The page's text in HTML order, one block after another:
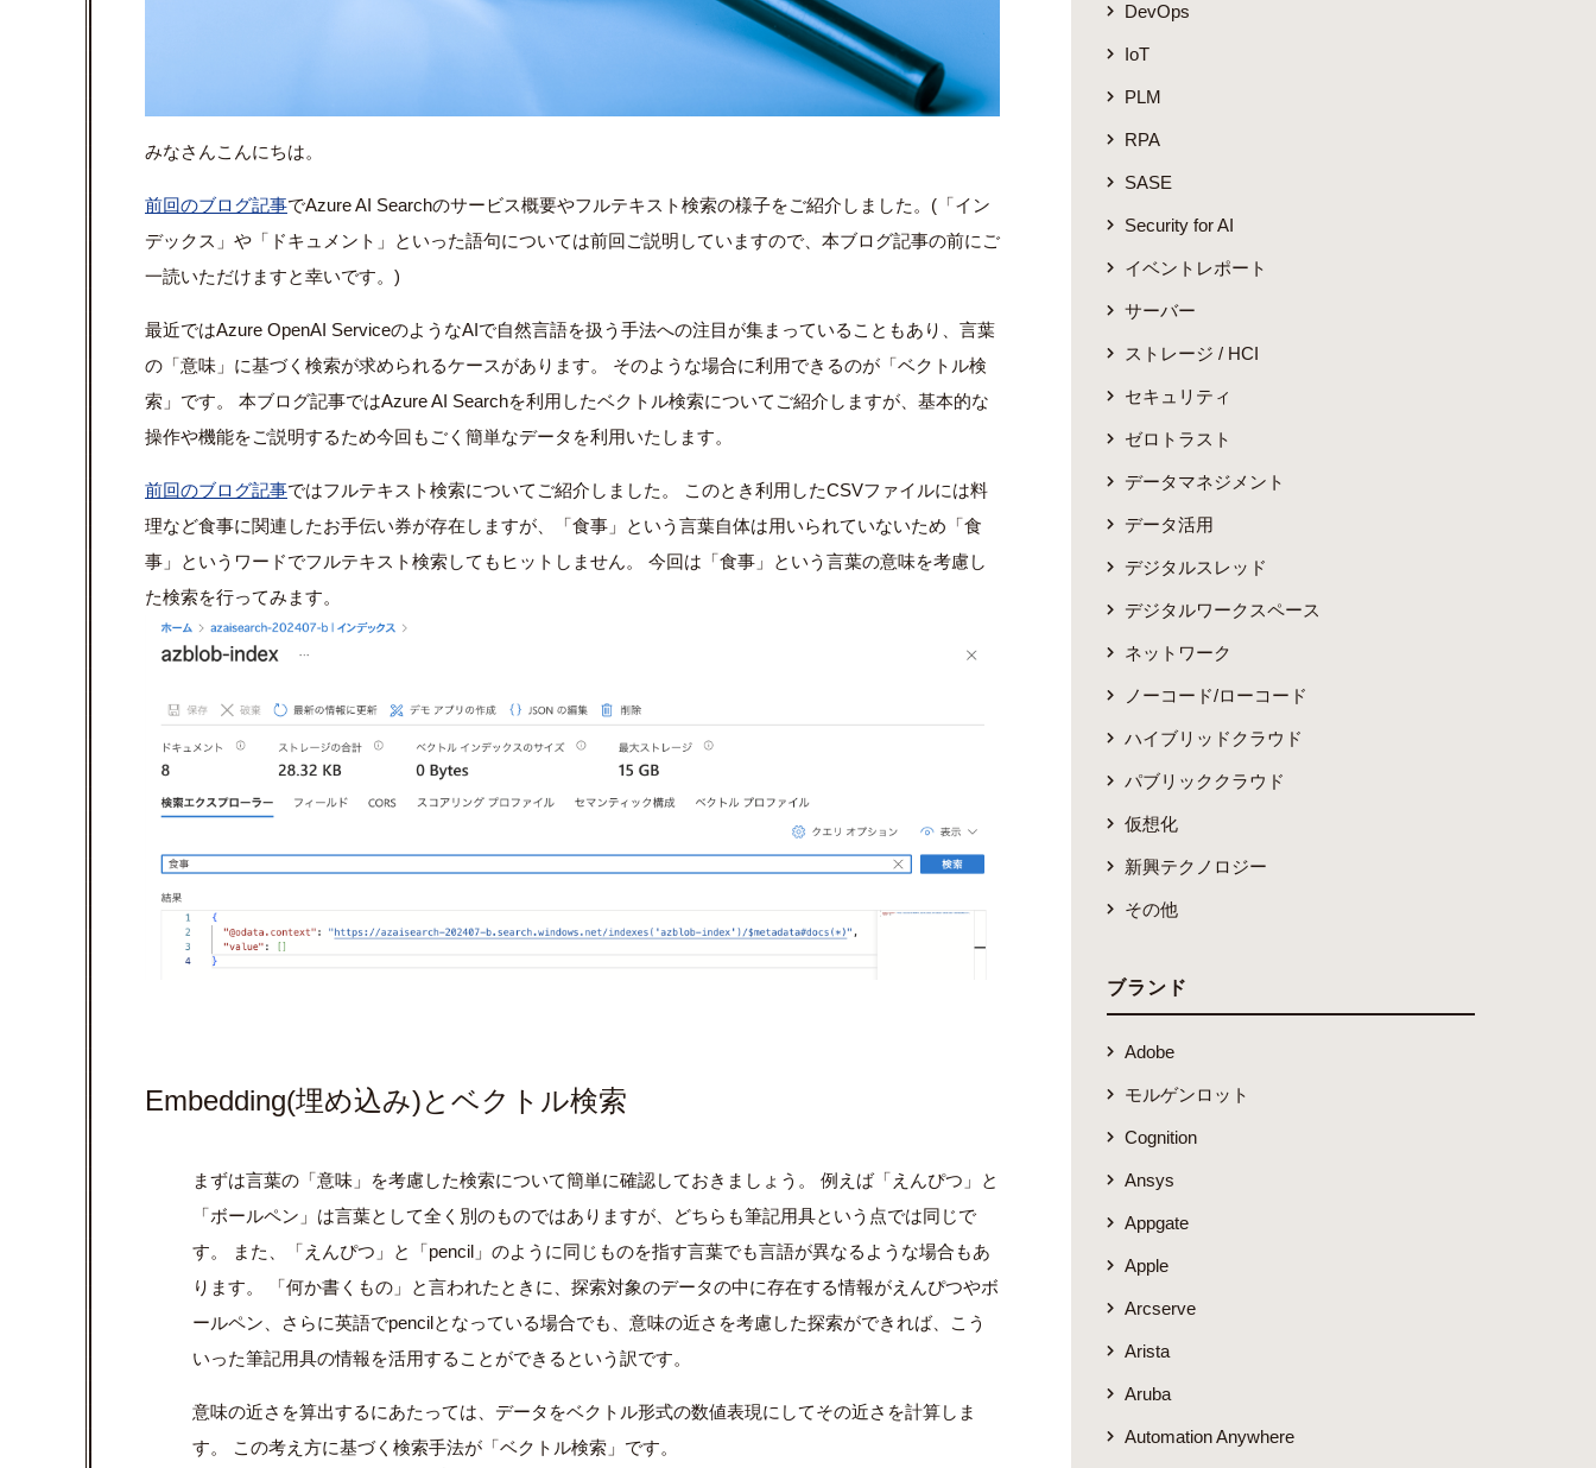
みなさんこんにちは。
前回のブログ記事でAzure AI Searchのサービス概要やフルテキスト検索の様子をご紹介しました。 ( 「イン
デックス」や「ドキュメント」といった語句については前回ご説明していますので、本ブログ記事の前にご
一読いただけますと幸いです。 )
最近ではAzure OpenAI ServiceのようなAIで自然言語を扱う手法への注目が集まっていることもあり、言葉
の「意味」に基づく検索が求められるケースがあります。 そのような場合に利用できるのが「ベクトル検
索」です。 本ブログ記事ではAzure AI Searchを利用したベクトル検索についてご紹介しますが、基本的な
操作や機能をご説明するため今回もごく簡単なデータを利用いたします。
前回のブログ記事ではフルテキスト検索についてご紹介しました。 このとき利用したCSVファイルには料
理など食事に関連したお手伝い券が存在しますが、「食事」という言葉自体は用いられていないため「食
事」というワードでフルテキスト検索してもヒットしません。 今回は「食事」という言葉の意味を考慮し
た検索を行ってみます。
Embedding(埋め込み)とベクトル検索
まずは言葉の「意味」を考慮した検索について簡単に確認しておきましょう。 例えば「えんぴつ」と
「ボールペン」は言葉として全く別のものではありますが、どちらも筆記用具という点では同じで
す。 また、「えんぴつ」と「pencil 」のように同じものを指す言葉でも言語が異なるような場合もあ
ります。 「何か書くもの」と言われたときに、探索対象のデータの中に存在する情報がえんぴつやボ
ールペン、さらに英語でpencilとなっている場合でも、意味の近さを考慮した探索ができれば、こう
いった筆記用具の情報を活用することができるという訳です。
意味の近さを算出するにあたっては、データをベクトル形式の数値表現にしてその近さを計算しま
す。 この考え方に基づく検索手法が「ベクトル検索」です。
DevOps
IoT
PLM
RPA
SASE
Security for AI
イベントレポート
サーバー
ストレージ / HCI
セキュリティ
ゼロトラスト
データマネジメント
データ活用
デジタルスレッド
デジタルワークスペース
ネットワーク
ノーコード/ローコード
ハイブリッドクラウド
パブリッククラウド
仮想化
新興テクノロジー
その他
ブランド
Adobe
モルゲンロット
Cognition
Ansys
Appgate
Apple
Arcserve
Arista
Aruba
Automation Anywhere